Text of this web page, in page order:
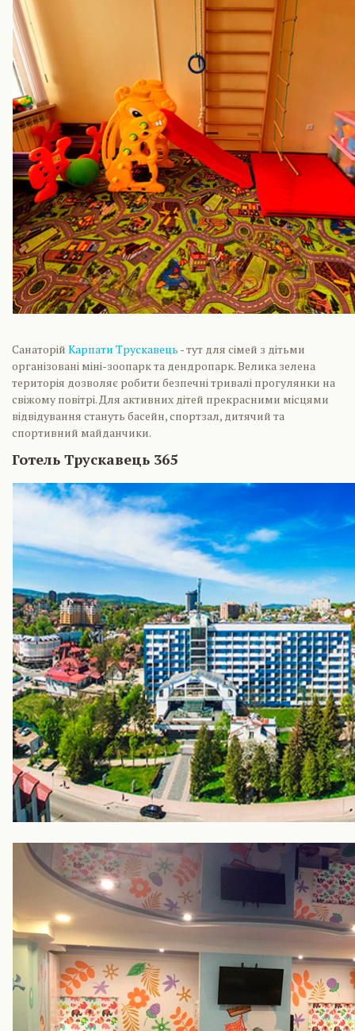
Санаторій Карпати Трускавець - тут для сімей з дітьми
організовані міні-зоопарк та дендропарк. Велика зелена
територія дозволяє робити безпечні тривалі прогулянки на
свіжому повітрі. Для активних дітей прекрасними місцями
відвідування стануть басейн, спортзал, дитячий та
спортивний майданчики.
Готель Трускавець 365